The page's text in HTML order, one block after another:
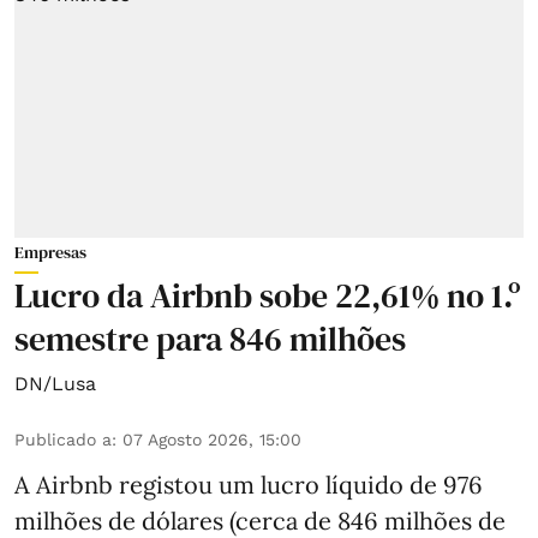
Empresas
Lucro da Airbnb sobe 22,61% no 1.º
semestre para 846 milhões
DN/Lusa
Publicado a: 07 Agosto 2026, 15:00
A Airbnb registou um lucro líquido de 976
milhões de dólares (cerca de 846 milhões de